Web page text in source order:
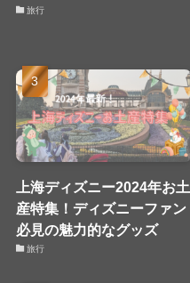
旅行
上海ディズニー2024年お土
産特集！ディズニーファン
必見の魅力的なグッズ
旅行